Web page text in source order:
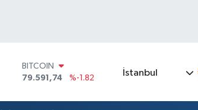
DOLAR
45,43620
%0.02
53,38690
%0.19
İstanbul